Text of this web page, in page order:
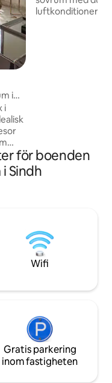
i
i
för boenden
Sindh
Wifi
Gratis parkering
inom fastigheten